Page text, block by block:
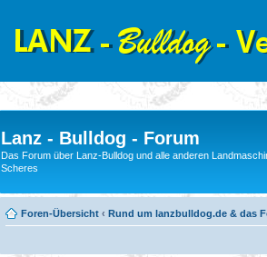
Lanz - Bulldog - Forum
Das Forum über Lanz-Bulldog und alle anderen
Scheres
Foren-Übersicht ‹ Rund um lanzbulldog.de & das